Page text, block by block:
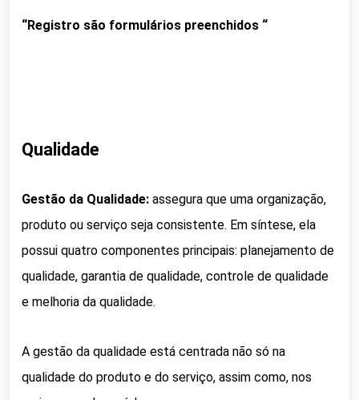
“Registro são formulários preenchidos “
Qualidade
Gestão da Qualidade: assegura que uma organização,
produto ou serviço seja consistente. Em síntese, ela
possui quatro componentes principais: planejamento de
qualidade, garantia de qualidade, controle de qualidade
e melhoria da qualidade.
A gestão da qualidade está centrada não só na
qualidade do produto e do serviço, assim como, nos